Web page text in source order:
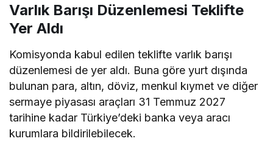
Varlık Barışı Düzenlemesi Teklifte
Yer Aldı
Komisyonda kabul edilen teklifte varlık barışı
düzenlemesi de yer aldı. Buna göre yurt dışında
bulunan para, altın, döviz, menkul kıymet ve diğer
sermaye piyasası araçları 31 Temmuz 2027
tarihine kadar Türkiye’deki banka veya aracı
kurumlara bildirilebilecek.